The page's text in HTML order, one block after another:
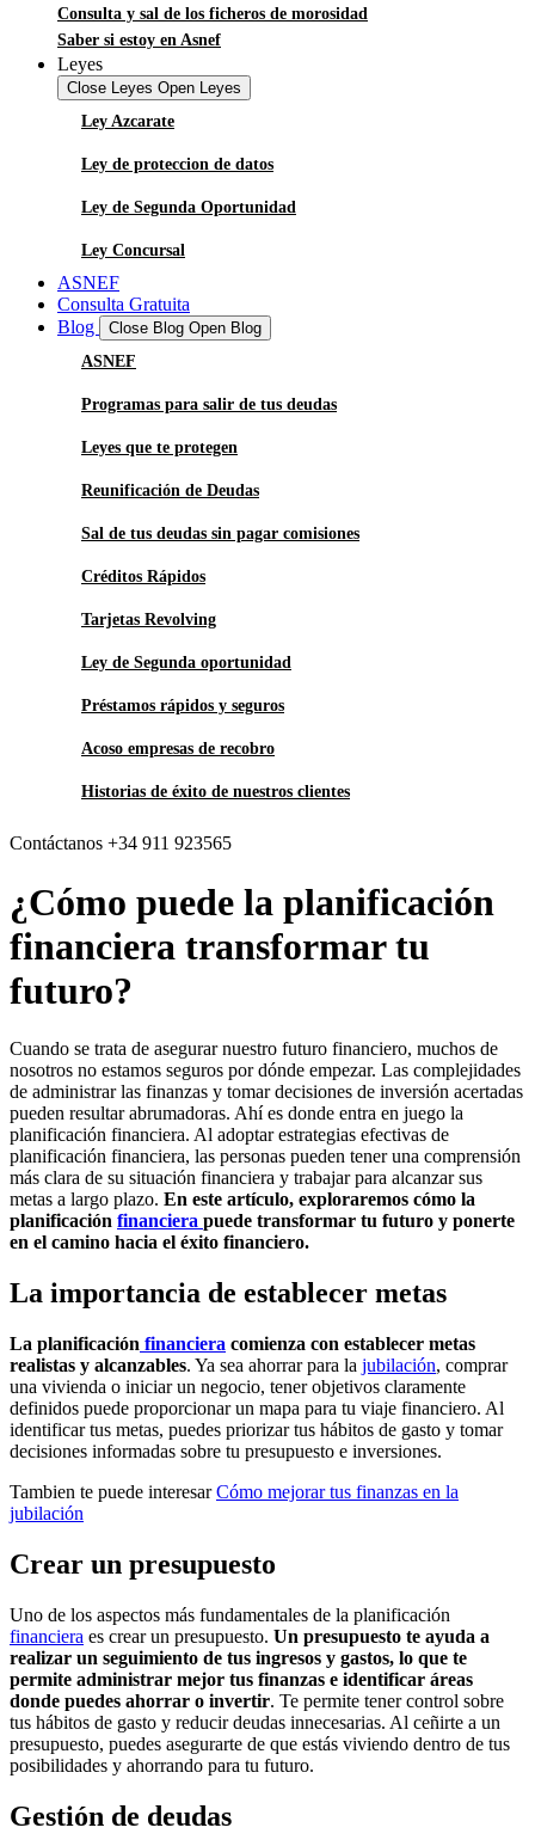
Consulta y sal de los ficheros de morosidad
Saber si estoy en Asnef
Leyes
Close Leyes Open Leyes
Ley Azcarate
Ley de proteccion de datos
Ley de Segunda Oportunidad
Ley Concursal
ASNEF
Consulta Gratuita
Blog
Close Blog Open Blog
ASNEF
Programas para salir de tus deudas
Leyes que te protegen
Reunificación de Deudas
Sal de tus deudas sin pagar comisiones
Créditos Rápidos
Tarjetas Revolving
Ley de Segunda oportunidad
Préstamos rápidos y seguros
Acoso empresas de recobro
Historias de éxito de nuestros clientes
Contáctanos +34 911 923565
¿Cómo puede la planificación
financiera transformar tu
futuro?
Cuando se trata de asegurar nuestro futuro financiero, muchos de
nosotros no estamos seguros por dónde empezar. Las complejidades
de administrar las finanzas y tomar decisiones de inversión acertadas
pueden resultar abrumadoras. Ahí es donde entra en juego la
planificación financiera. Al adoptar estrategias efectivas de
planificación financiera, las personas pueden tener una comprensión
más clara de su situación financiera y trabajar para alcanzar sus
metas a largo plazo. En este artículo, exploraremos cómo la
planificación financiera puede transformar tu futuro y ponerte
en el camino hacia el éxito financiero.
La importancia de establecer metas
La planificación financiera comienza con establecer metas
realistas y alcanzables. Ya sea ahorrar para la jubilación, comprar
una vivienda o iniciar un negocio, tener objetivos claramente
definidos puede proporcionar un mapa para tu viaje financiero. Al
identificar tus metas, puedes priorizar tus hábitos de gasto y tomar
decisiones informadas sobre tu presupuesto e inversiones.
Tambien te puede interesarCómo mejorar tus finanzas en la
jubilación
Crear un presupuesto
Uno de los aspectos más fundamentales de la planificación
financiera es crear un presupuesto. Un presupuesto te ayuda a
realizar un seguimiento de tus ingresos y gastos, lo que te
permite administrar mejor tus finanzas e identificar áreas
donde puedes ahorrar o invertir. Te permite tener control sobre
tus hábitos de gasto y reducir deudas innecesarias. Al ceñirte a un
presupuesto, puedes asegurarte de que estás viviendo dentro de tus
posibilidades y ahorrando para tu futuro.
Gestión de deudas